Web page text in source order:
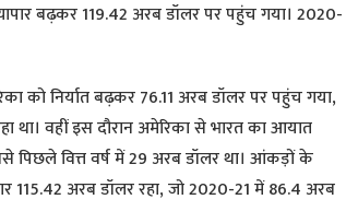
बढ़कर 119.42 अरब डॉलर पर पहुंच गया। 2020-
को निर्यात बढ़कर 76.11 अरब डॉलर पर पहुंच गया,
था। वहीं इस दौरान अमेरिका से भारत का आयात
वित्त वर्ष में 29 अरब डॉलर था। आंकड़ों के
115.42 अरब डॉलर रहा, जो 2020-21 में 86.4 अरब